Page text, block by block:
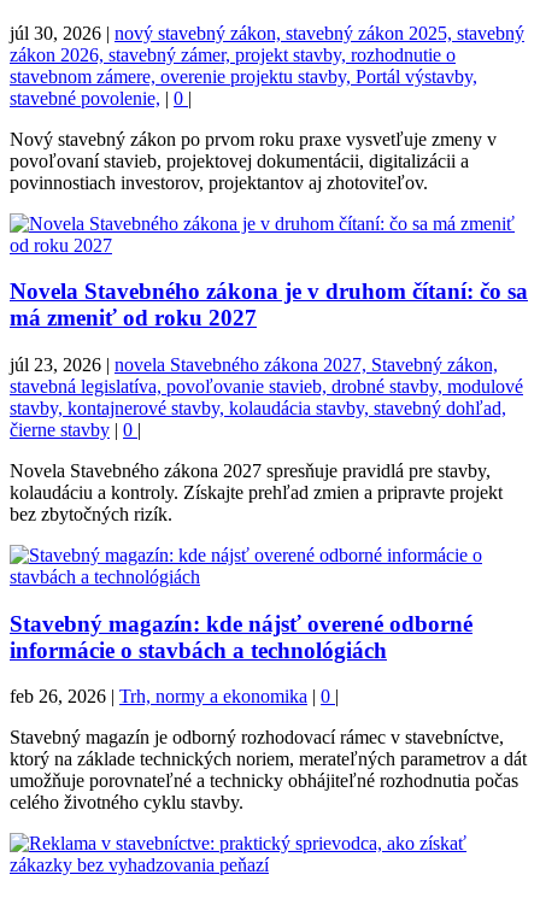
júl 30, 2026 | nový stavebný zákon, stavebný zákon 2025, stavebný
zákon 2026, stavebný zámer, projekt stavby, rozhodnutie o
stavebnom zámere, overenie projektu stavby, Portál výstavby,
stavebné povolenie, | 0 |
Nový stavebný zákon po prvom roku praxe vysvetľuje zmeny v
povoľovaní stavieb, projektovej dokumentácii, digitalizácii a
povinnostiach investorov, projektantov aj zhotoviteľov.
Novela Stavebného zákona je v druhom čítaní: čo sa
má zmeniť od roku 2027
júl 23, 2026 | novela Stavebného zákona 2027, Stavebný zákon,
stavebná legislatíva, povoľovanie stavieb, drobné stavby, modulové
stavby, kontajnerové stavby, kolaudácia stavby, stavebný dohľad,
čierne stavby | 0 |
Novela Stavebného zákona 2027 spresňuje pravidlá pre stavby,
kolaudáciu a kontroly. Získajte prehľad zmien a pripravte projekt
bez zbytočných rizík.
Stavebný magazín: kde nájsť overené odborné
informácie o stavbách a technológiách
feb 26, 2026 | Trh, normy a ekonomika | 0 |
Stavebný magazín je odborný rozhodovací rámec v stavebníctve,
ktorý na základe technických noriem, merateľných parametrov a dát
umožňuje porovnateľné a technicky obhájiteľné rozhodnutia počas
celého životného cyklu stavby.